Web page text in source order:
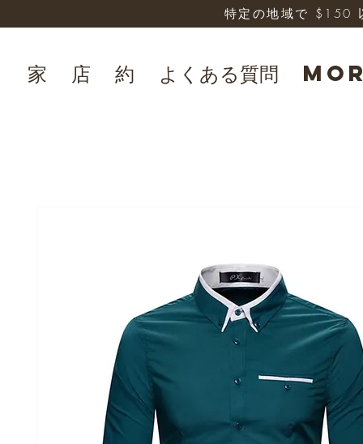
家 店 約 よくある質問
特定の地域で $150